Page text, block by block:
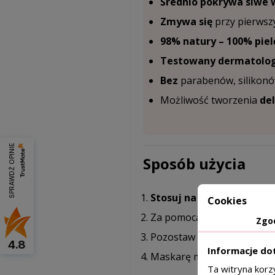
Zmywa sięprzy
98% natury – 100%
Testowany
Bez parabenów,
Możliwość tworzenia
Sposób użycia
Stosuj na suche włosy.
Za pomocą szczoteczki z
Pozostaw na ok.5 minut,
Maskarę możesz także
SPRAWDŹ OPINIE
4.8
Cookies
Informacje
Ta witryna